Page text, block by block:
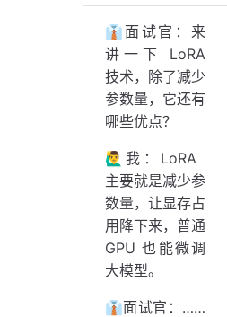
👔面试官：来
讲一下 LoRA
技术，除了减少
参数量，它还有
哪些优点？
🙋‍♂️我：LoRA
主要就是减少参
数量，让显存占
用降下来，普通
GPU 也能微调
大模型。
👔面试官：……